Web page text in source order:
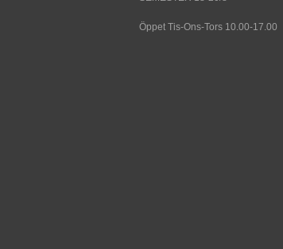
Öppet Tis-Ons-Tors 10.00-17.00